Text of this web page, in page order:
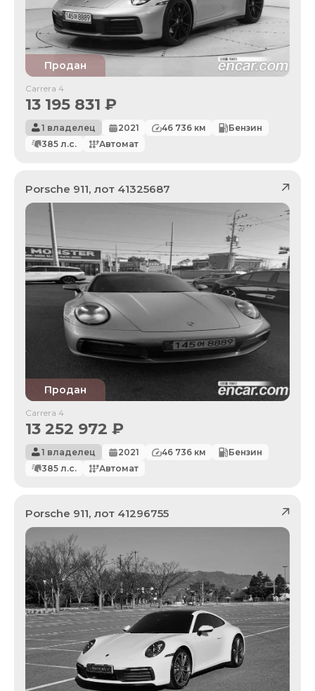
Продан
Carrera 4
13 195 831 ₽
1 владелец 2021 46 736 км
Бензин
385 л.с. Автомат
Porsche 911, лот 41325687
Продан
Carrera 4
13 252 972 ₽
1 владелец 2021 46 736 км
Бензин
385 л.с. Автомат
Porsche 911, лот 41296755